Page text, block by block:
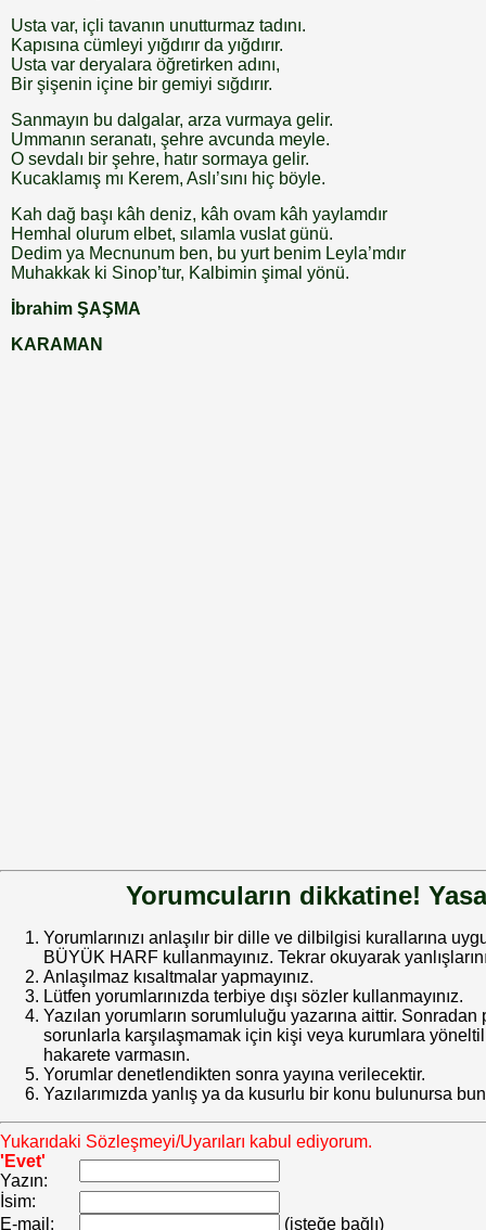
Usta var, içli tavanın unutturmaz tadını.
Kapısına cümleyi yığdırır da yığdırır.
Usta var deryalara öğretirken adını,
Bir şişenin içine bir gemiyi sığdırır.
Sanmayın bu dalgalar, arza vurmaya gelir.
Ummanın seranatı, şehre avcunda meyle.
O sevdalı bir şehre, hatır sormaya gelir.
Kucaklamış mı Kerem, Aslı’sını hiç böyle.
Kah dağ başı kâh deniz, kâh ovam kâh yaylamdır
Hemhal olurum elbet, sılamla vuslat günü.
Dedim ya Mecnunum ben, bu yurt benim Leyla’mdır
Muhakkak ki Sinop’tur, Kalbimin şimal yönü.
İbrahim ŞAŞMA
KARAMAN
Yorumcuların dikkatine!
Yorumlarınızı anlaşılır bir dille ve dilbilgisi kurallarına
BÜYÜK HARF kullanmayınız. Tekrar okuyarak
Anlaşılmaz kısaltmalar yapmayınız.
Lütfen yorumlarınızda terbiye dışı sözler kullanmayınız.
Yazılan yorumların sorumluluğu yazarına aittir.
sorunlarla karşılaşmamak için kişi veya kurumlara
hakarete varmasın.
Yorumlar denetlendikten sonra yayına verilecektir.
Yazılarımızda yanlış ya da kusurlu bir konu bulunursa
Yukarıdaki Sözleşmeyi/Uyarıları kabul ediyorum.
'Evet'
Yazın:
İsim:
E-mail:
(isteğe bağlı)